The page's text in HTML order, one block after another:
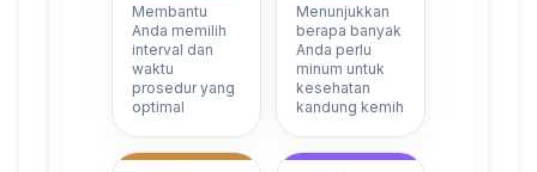
Membantu
Anda memilih
interval dan
waktu
prosedur yang
optimal
Menunjukkan
berapa banyak
Anda perlu
minum untuk
kesehatan
kandung kemih